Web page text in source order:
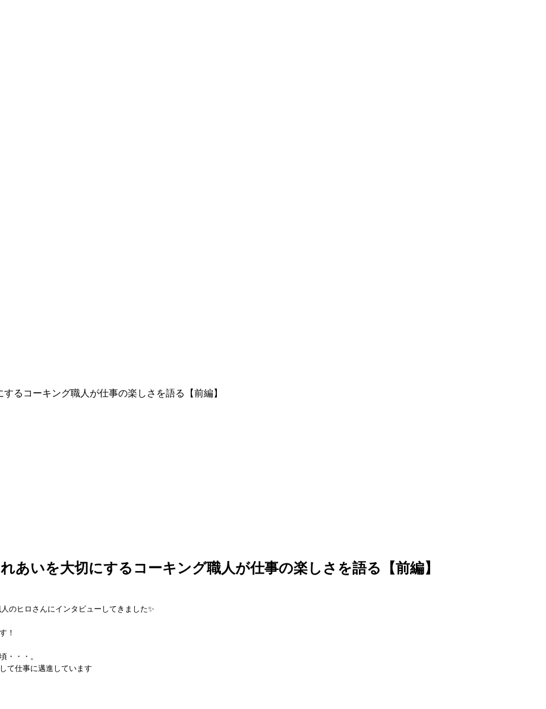
るコーキング職人が仕事の楽しさを語る【前編】
あいを大切にするコーキング職人が仕事の楽しさを語る【前編】
のヒロさんにインタビューしてきました✨
！
・・・。
て仕事に邁進しています